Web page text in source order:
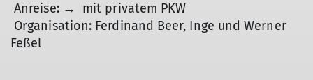
Anreise: → mit privatem PKW
Organisation: Ferdinand Beer, Inge und Werner
Feßel